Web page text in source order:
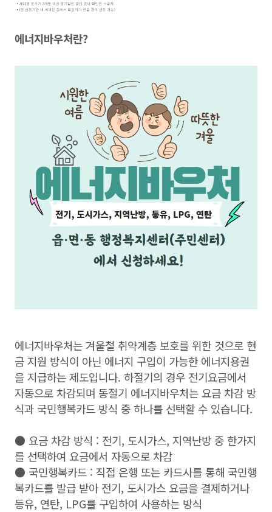
에너지바우처란?
에너지바우처는 겨울철 취약계층 보호를 위한 것으로 현
금 지원 방식이 아닌 에너지 구입이 가능한 에너지용권
을 지급하는 제도입니다. 하절기의 경우 전기요금에서
자동으로 차감되며 동절기 에너지바우처는 요금 차감 방
식과 국민행복카드 방식 중 하나를 선택할 수 있습니다.
● 요금 차감 방식 : 전기, 도시가스, 지역난방 중 한가지
를 선택하여 요금에서 자동으로 차감
● 국민행복카드 : 직접 은행 또는 카드사를 통해 국민행
복카드를 발급 받아 전기, 도시가스 요금을 결제하거나
등유, 연탄, LPG를 구입하여 사용하는 방식